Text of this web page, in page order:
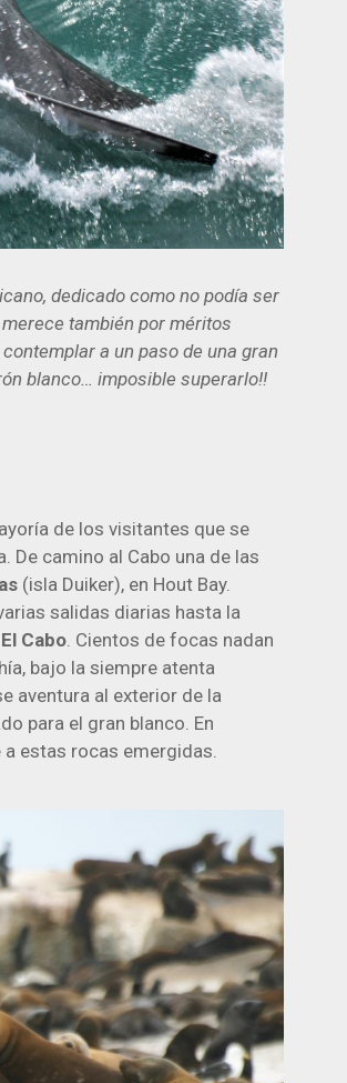
dedicado como no podía ser
también por méritos
a un paso de una gran
blanco… imposible superarlo!!
de los visitantes que se
De camino al Cabo una de las
(isla Duiker), en Hout Bay.
salidas diarias hasta la
Cabo. Cientos de focas nadan
bajo la siempre atenta
aventura al exterior de la
para el gran blanco. En
estas rocas emergidas.